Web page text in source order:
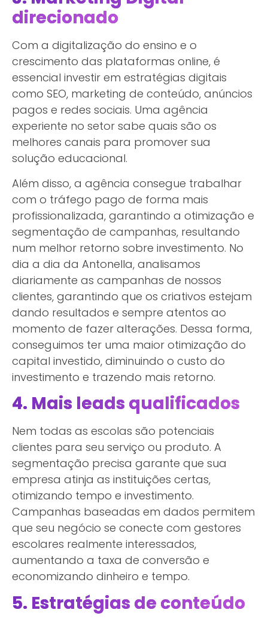
direcionado
Com a digitalização do ensino e o
crescimento das plataformas online, é
essencial investir em estratégias digitais
como SEO, marketing de conteúdo, anúncios
pagos e redes sociais. Uma agência
experiente no setor sabe quais são os
melhores canais para promover sua
solução educacional.
Além disso, a agência consegue trabalhar
com o tráfego pago de forma mais
profissionalizada, garantindo a otimização e
segmentação de campanhas, resultando
num melhor retorno sobre investimento. No
dia a dia da Antonella, analisamos
diariamente as campanhas de nossos
clientes, garantindo que os criativos estejam
dando resultados e sempre atentos ao
momento de fazer alterações. Dessa forma,
conseguimos ter uma maior otimização do
capital investido, diminuindo o custo do
investimento e trazendo mais retorno.
4. Mais leads qualificados
Nem todas as escolas são potenciais
clientes para seu serviço ou produto. A
segmentação precisa garante que sua
empresa atinja as instituições certas,
otimizando tempo e investimento.
Campanhas baseadas em dados permitem
que seu negócio se conecte com gestores
escolares realmente interessados,
aumentando a taxa de conversão e
economizando dinheiro e tempo.
5. Estratégias de conteúdo